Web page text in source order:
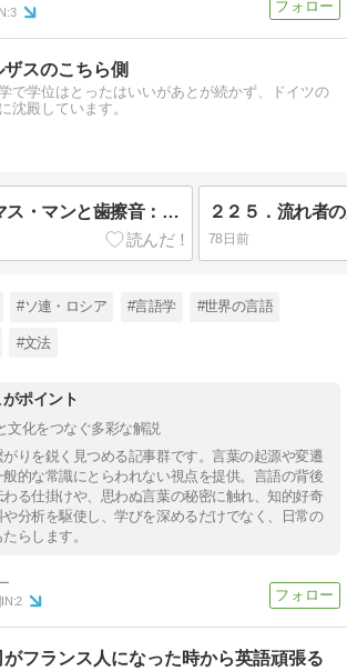
3
ザスのこちら側
で学位はとったはいいがあとが続かず、ドイツの
沈殿しています。
改訂 ７１．トーマス・マンと歯擦音：ソルブ語、ポラーブ語、ポメラニア語 ２２５．流れ者
78日前
#ソ連・ロシア #言語学 #世界の言語
#文法
ポイント
文化をつなぐ多彩な解説
りを鋭く見つめる記事群です。言葉の起源や変遷
的な常識にとらわれない視点を提供。言語の背後
る仕掛けや、思わぬ言葉の秘密に触れ、知的好奇
分析を駆使し、学びを深めるだけでなく、日常の
らします。
IN:2
がフランス人になった時から英語頑張る